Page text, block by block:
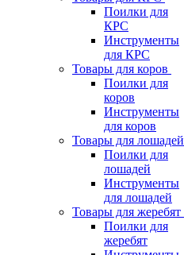
Поилки для
КРС
Инструменты
для КРС
Товары для коров
Поилки для
коров
Инструменты
для коров
Товары для лошадей
Поилки для
лошадей
Инструменты
для лошадей
Товары для жеребят
Поилки для
жеребят